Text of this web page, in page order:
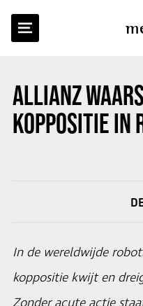
ALLIANZ
KOPPOSITIE IN
TERUG NAAR OVERZICHT
In de wereldwijde
koppositie kwijt en